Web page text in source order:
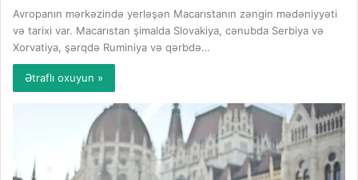
Avropanın mərkəzində yerləşən Macarıstanın zəngin mədəniyyəti
və tarixi var. Macarıstan şimalda Slovakiya, cənubda Serbiya və
Xorvatiya, şərqdə Ruminiya və qərbdə…
Ətraflı oxuyun »